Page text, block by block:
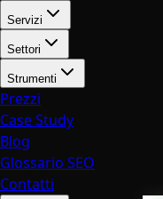
Servizi
Settori
Strumenti
Prezzi
Case Study
Blog
Glossario SEO
Contatti